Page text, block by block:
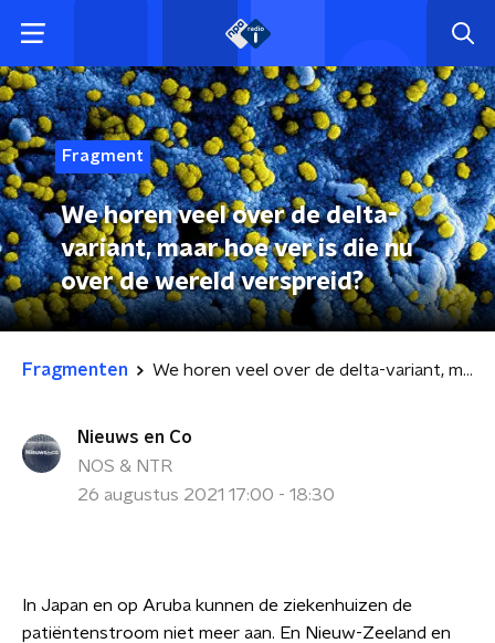
Fragment
We horen veel over de delta-
variant, maar hoe ver is die nu
over de wereld verspreid?
Fragmenten We horen veel over de delta-variant, maar hoe ver is die nu over de wereld verspreid?
Nieuws en Co
NOS & NTR
26 augustus 2021 17:00 - 18:30
In Japan en op Aruba kunnen de ziekenhuizen de
patiëntenstroom niet meer aan. En Nieuw-Zeeland en